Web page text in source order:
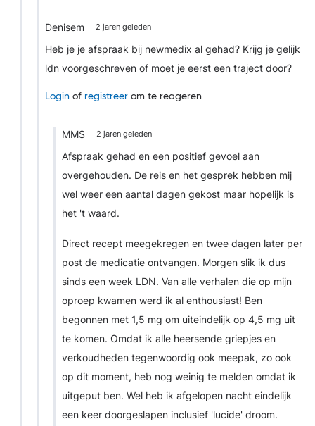
Denisem 2 jaren geleden
Heb je je afspraak bij newmedix al gehad? Krijg je gelijk
ldn voorgeschreven of moet je eerst een traject door?
Login of registreer om te reageren
MMS 2 jaren geleden
Afspraak gehad en een positief gevoel aan
overgehouden. De reis en het gesprek hebben mij
wel weer een aantal dagen gekost maar hopelijk is
het 't waard.
Direct recept meegekregen en twee dagen later per
post de medicatie ontvangen. Morgen slik ik dus
sinds een week LDN. Van alle verhalen die op mijn
oproep kwamen werd ik al enthousiast! Ben
begonnen met 1,5 mg om uiteindelijk op 4,5 mg uit
te komen. Omdat ik alle heersende griepjes en
verkoudheden tegenwoordig ook meepak, zo ook
op dit moment, heb nog weinig te melden omdat ik
uitgeput ben. Wel heb ik afgelopen nacht eindelijk
een keer doorgeslapen inclusief 'lucide' droom.